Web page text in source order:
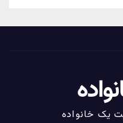
یک خانواده